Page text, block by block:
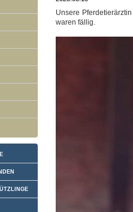
Unsere
waren fällig.